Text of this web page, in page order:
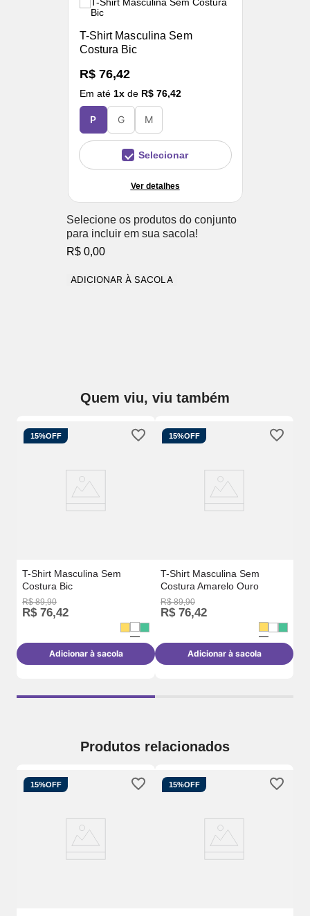
T-Shirt Masculina Sem
Costura Bic
R$ 76,42
Em até 1x de R$ 76,42
P G M
Selecionar
Ver detalhes
Selecione os produtos do conjunto
para incluir em sua sacola!
R$ 0,00
ADICIONAR À SACOLA
Quem viu, viu também
15%OFF
T-Shirt Masculina Sem
Costura Bic
R$ 89,90
R$ 76,42
Adicionar à sacola
15%OFF
T-Shirt Masculina Sem
Costura Amarelo Ouro
R$ 89,90
R$ 76,42
Adicionar à sacola
Produtos relacionados
15%OFF 15%OFF